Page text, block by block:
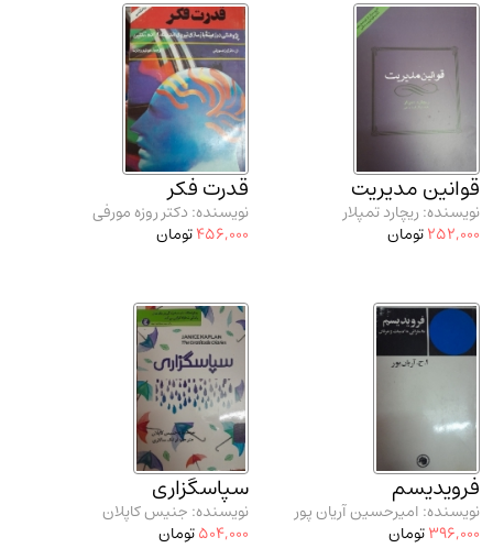
قوانین مدیریت
نویسنده: ریچارد تمپلار
252,000تومان
قدرت فکر
نویسنده: دکتر روزه مورفی
456,000تومان
فرویدیسم
نویسنده: امیرحسین آریان پور
396,000تومان
سپاسگزاری
نویسنده: جنیس کاپلان
504,000تومان